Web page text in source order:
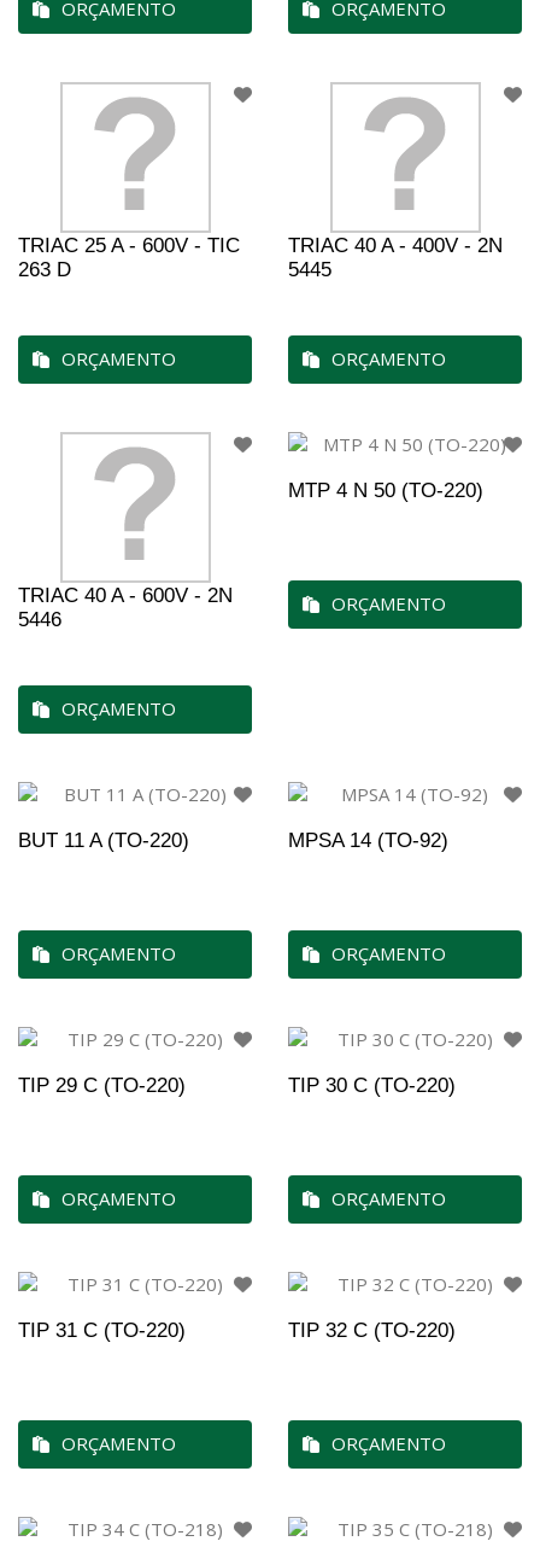
ORÇAMENTO ORÇAMENTO
TRIAC 25 A - 600V - TIC
263 D
ORÇAMENTO
TRIAC 40 A - 400V - 2N
5445
ORÇAMENTO
TRIAC 40 A - 600V - 2N
5446
ORÇAMENTO
MTP 4 N 50 (TO-220)
ORÇAMENTO
BUT 11 A (TO-220)
ORÇAMENTO
MPSA 14 (TO-92)
ORÇAMENTO
TIP 29 C (TO-220)
ORÇAMENTO
TIP 30 C (TO-220)
ORÇAMENTO
TIP 31 C (TO-220)
ORÇAMENTO
TIP 32 C (TO-220)
ORÇAMENTO